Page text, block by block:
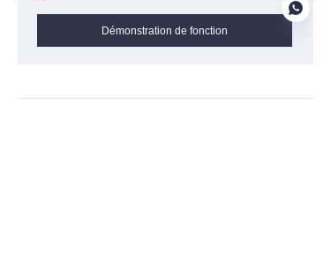
Démonstration de fonction
FR